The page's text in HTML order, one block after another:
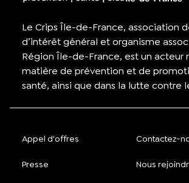
Le Crips Île-de-France, association
d’intérêt général et organisme
Région Île-de-France, est un acteur
matière de prévention et de
santé, ainsi que dans la lutte contre
Appel d'offres Contactez-
Presse Nous